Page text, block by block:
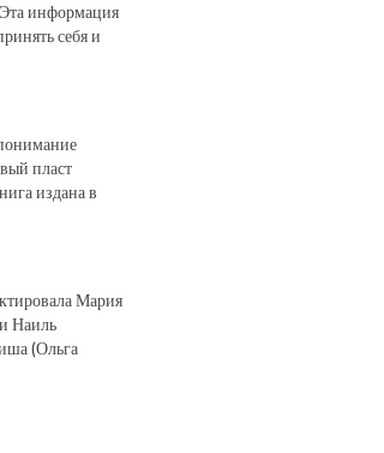
информация
себя и
пласт
издана в
Мария
Наиль
(Ольга